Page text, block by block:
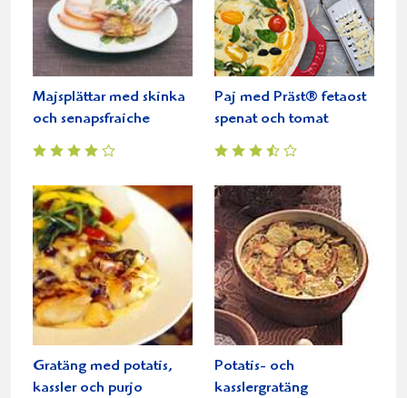
Majsplättar med skinka
och senapsfraiche
Paj med Präst® fetaost
spenat och tomat
Gratäng med potatis,
kassler och purjo
Potatis- och
kasslergratäng